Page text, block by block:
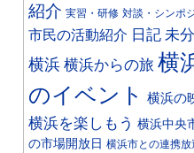
紹介 実習・研修 対談・シンポ
市民の活動紹介 日記 未
横浜 横浜からの旅 横
のイベント
横浜の
横浜を楽しもう 横浜中央
の市場開放日 横浜市との連携放